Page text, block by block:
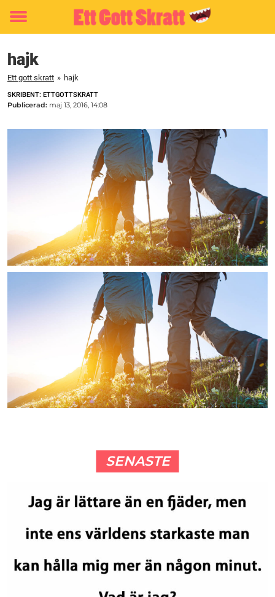
Toggle
hajk
Ett gott skratt » hajk
SKRIBENT: ETTGOTTSKRATT
Publicerad: maj 13, 2016, 14:08
SENASTE